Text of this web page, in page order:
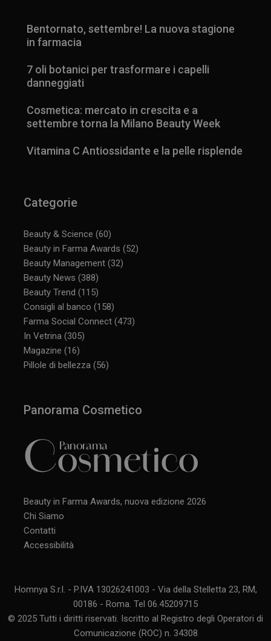
Bentornato, settembre! La nuova stagione
in farmacia
7 oli botanici per trasformare i capelli
danneggiati
Cosmetica: mercato in crescita e a
settembre torna la Milano Beauty Week
Vitamina C Antiossidante e la pelle risplende
Categorie
Beauty & Science (60)
Beauty in Farma Awards (52)
Beauty Management (32)
Beauty News (388)
Beauty Trend (115)
Consigli al banco (158)
Farma Social Connect (473)
In Vetrina (305)
Magazine (16)
Pillole di bellezza (56)
Panorama Cosmetico
Beauty in Farma Awards, nuova edizione 2026
Chi Siamo
Contatti
Accessibilità
Homnya S.r.l. - P.IVA 13026241003 - Via della Stelletta 23, RM,
00186 - Roma. Tel 06.45209715
© 2025 Tutti i diritti riservati. Iscritto al Registro degli Operatori di
Comunicazione (ROC) n. 34308
CookieScriptConsent
CookieScript
www.panoramacosmetico.it